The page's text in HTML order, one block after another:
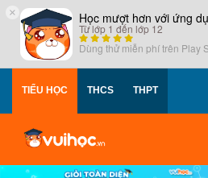
× Học mượt hơn với ứng
Từ lớp 1 đến lớp 12
Dùng thử miễn phí trên Play
TIỂU HỌC THCS THPT